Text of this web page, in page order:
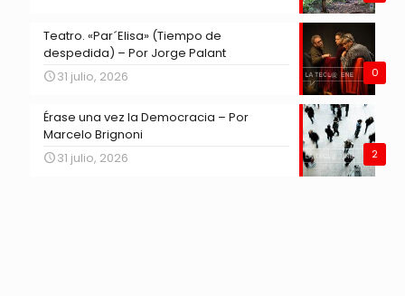
0
Teatro. «Par´Elisa» (Tiempo de
despedida) – Por Jorge Palant
31 julio, 2026
2
Érase una vez la Democracia – Por
Marcelo Brignoni
31 julio, 2026